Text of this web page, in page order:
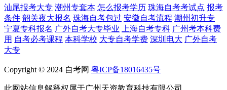
汕尾报考大专 潮州专套本 怎么报考学历 珠海自考考试点 报考
条件 韶关夜大报名 珠海自考包过 安徽自考流程 潮州初升专
宁夏专科报名 广外自考大专毕业 上海自考专科 广州考本科费
用 自考必考课程 本科学校 大专自考学费 深圳电大 广外自考
大专
Copyright © 2024 自考网 粤ICP备18016435号
此网站信息解释权属于广州天资教育科技有限公司